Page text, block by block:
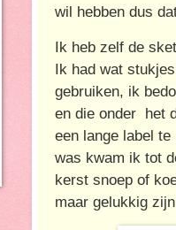
wil hebben dus
Ik heb zelf de
Ik had wat
gebruiken, ik
en die onder het
een lange label
was kwam ik tot
kerst snoep of
maar gelukkig